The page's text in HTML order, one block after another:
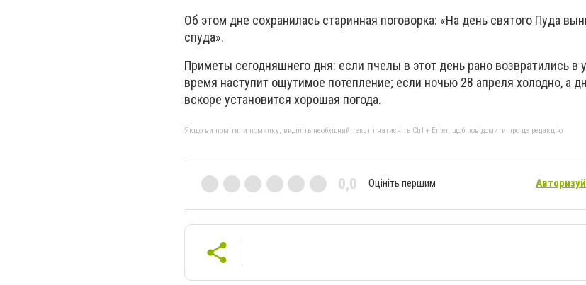
Об этом дне сохранилась старинная поговорка: «На день святого Пуда
спуда».
Приметы сегодняшнего дня: если пчелы в этот день рано возвратились в
время наступит ощутимое потепление; если ночью 28 апреля холодно, а
вскоре установится хорошая погода.
Якщо ви помітили помилку, виділіть необхідний текст і натисніть Ctrl + Enter, щоб повідомити про це редакцію
0,0 Оцініть першим